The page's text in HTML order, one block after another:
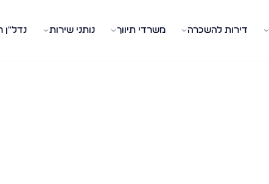
דירות להשכרה משרדי תיווך נותני שירות נדל"ן